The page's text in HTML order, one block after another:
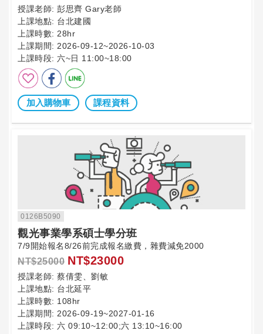
授課老師: 彭思齊 Gary老師
上課地點: 台北建國
上課時數: 28hr
上課期間: 2026-09-12~2026-10-03
上課時段: 六~日 11:00~18:00
加入購物車 課程資料
0126B5090
觀光事業學系碩士學分班
7/9開始報名8/26前完成報名繳費，雜費減免2000
NT$25000 NT$23000
授課老師: 蔡倩雯、劉敏
上課地點: 台北延平
上課時數: 108hr
上課期間: 2026-09-19~2027-01-16
上課時段: 六 09:10~12:00;六 13:10~16:00